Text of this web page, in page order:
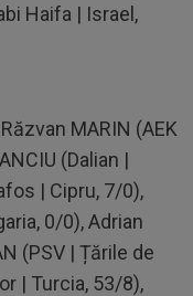
Haifa | Israel,
MARIN (AEK
(Dalian |
| Cipru, 7/0),
0/0), Adrian
(PSV | Țările de
| Turcia, 53/8),